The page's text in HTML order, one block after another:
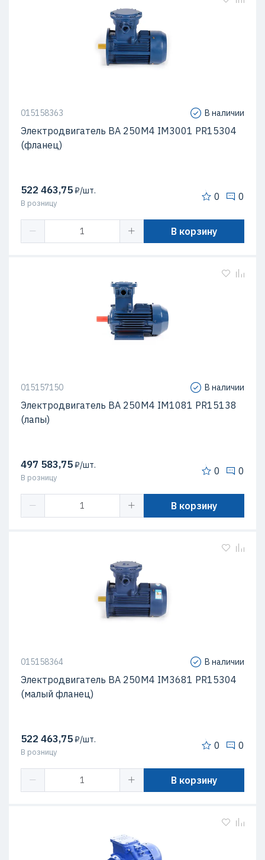
015158363 В наличии
Электродвигатель ВА 250М4 IM3001 PR15304
(фланец)
522 463,75₽/шт.
В розницу
0 0
В корзину
015157150 В наличии
Электродвигатель ВА 250М4 IM1081 PR15138
(лапы)
497 583,75₽/шт.
В розницу
0 0
В корзину
015158364 В наличии
Электродвигатель ВА 250М4 IM3681 PR15304
(малый фланец)
522 463,75₽/шт.
В розницу
0 0
В корзину